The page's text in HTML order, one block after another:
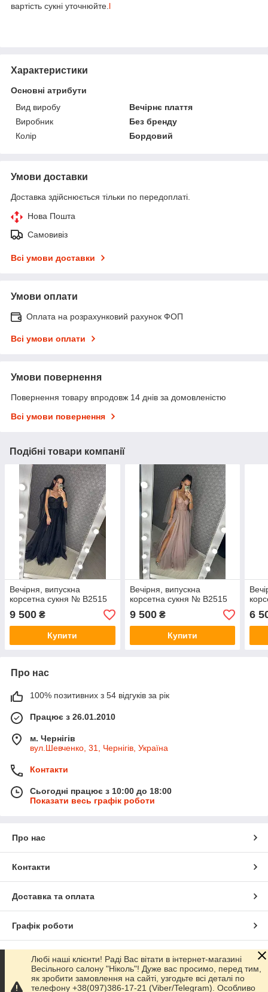
вартість сукні уточнюйте. l
Характеристики
Основні атрибути
Вид виробу
Вечірнє плаття
Виробник
Без бренду
Колір
Бордовий
Умови доставки
Доставка здійснюється тільки по передоплаті.
Нова Пошта
Самовивіз
Всі умови доставки
Умови оплати
Оплата на розрахунковий рахунок ФОП
Всі умови оплати
Умови повернення
Повернення товару впродовж 14 днів за домовленістю
Всі умови повернення
Подібні товари компанії
Вечірня, випускна
корсетна сукня № В2515
9 500 ₴
Купити
Вечірня, випускна
корсетна сукня № В2515
9 500₴
Купити
6
Про нас
100% позитивних з 54 відгуків за рік
Працює з 26.01.2010
м. Чернігів
вул.Шевченко, 31, Чернігів, Україна
Контакти
Сьогодні працює з 10:00 до 18:00
Показати весь графік роботи
Про нас
Контакти
Доставка та оплата
Графік роботи
Повна версія сайту
Сайт створено на маркетплейсіProm.ua
Любі наші клієнти! Раді Вас вітати в інтернет-магазині
Весільного салону "Ніколь"! Дуже вас просимо, перед тим,
як зробити замовлення на сайті, узгодьте всі деталі по
телефону +38(097)386-17-21 (Viber/Telegram). Особливо